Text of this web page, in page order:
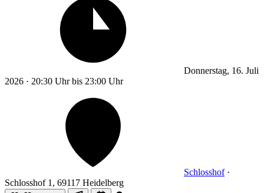
Donnerstag, 16. Juli
2026 · 20:30 Uhr bis 23:00 Uhr
Schlosshof·
Schlosshof 1, 69117 Heidelberg